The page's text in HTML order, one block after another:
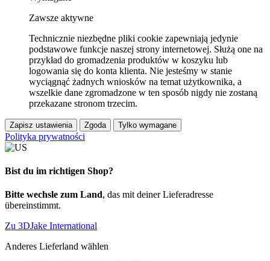
Zawsze aktywne
Technicznie niezbędne pliki cookie zapewniają jedynie
podstawowe funkcje naszej strony internetowej. Służą one na
przykład do gromadzenia produktów w koszyku lub
logowania się do konta klienta. Nie jesteśmy w stanie
wyciągnąć żadnych wniosków na temat użytkownika, a
wszelkie dane zgromadzone w ten sposób nigdy nie zostaną
przekazane stronom trzecim.
Zapisz ustawienia Zgoda Tylko wymagane
Polityka prywatności
Bist du im richtigen Shop?
Bitte wechsle zum Land, das mit deiner Lieferadresse
übereinstimmt.
Zu 3DJake International
Anderes Lieferland wählen